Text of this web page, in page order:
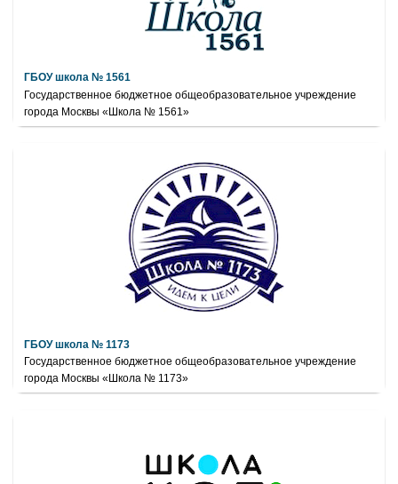
ГБОУ школа № 1561
Государственное бюджетное общеобразовательное учреждение
города Москвы «Школа № 1561»
ГБОУ школа № 1173
Государственное бюджетное общеобразовательное учреждение
города Москвы «Школа № 1173»